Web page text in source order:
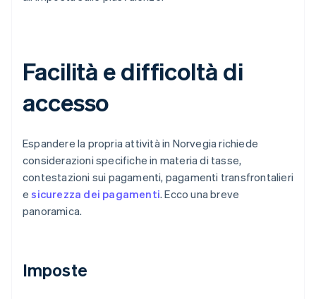
Facilità e difficoltà di
accesso
Espandere la propria attività in Norvegia richiede
considerazioni specifiche in materia di tasse,
contestazioni sui pagamenti, pagamenti transfrontalieri
esicurezza dei pagamenti. Ecco una breve
panoramica.
Imposte